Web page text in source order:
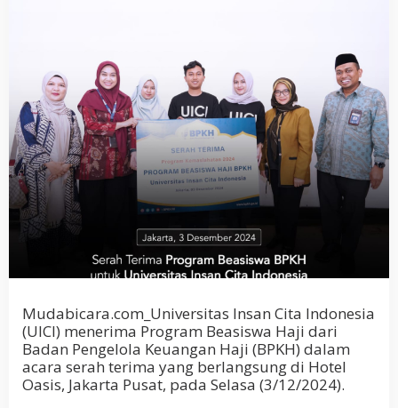
Mudabicara.com_Universitas Insan Cita Indonesia
(UICI) menerima Program Beasiswa Haji dari
Badan Pengelola Keuangan Haji (BPKH) dalam
acara serah terima yang berlangsung di Hotel
Oasis, Jakarta Pusat, pada Selasa (3/12/2024).